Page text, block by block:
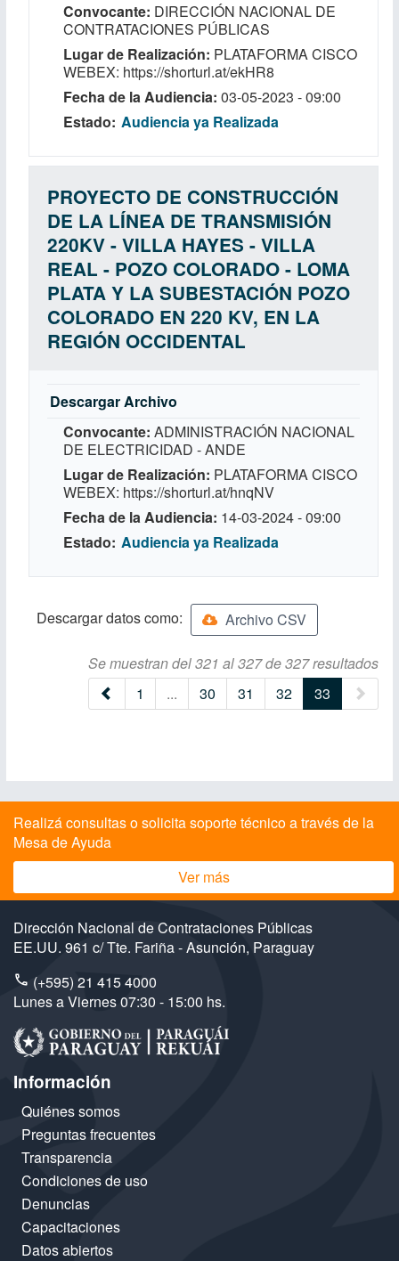
Convocante DIRECCIÓN NACIONAL DE
CONTRATACIONES PÚBLICAS
Lugar de Realización PLATAFORMA CISCO
WEBEX: https://shorturl.at/ekHR8
Fecha de la Audiencia 03-05-2023 - 09:00
Estado Audiencia ya Realizada
PROYECTO DE CONSTRUCCIÓN
DE LA LÍNEA DE TRANSMISIÓN
220KV - VILLA HAYES - VILLA
REAL - POZO COLORADO - LOMA
PLATA Y LA SUBESTACIÓN POZO
COLORADO EN 220 KV, EN LA
REGIÓN OCCIDENTAL
Descargar Archivo
Convocante ADMINISTRACIÓN NACIONAL
DE ELECTRICIDAD - ANDE
Lugar de Realización PLATAFORMA CISCO
WEBEX: https://shorturl.at/hnqNV
Fecha de la Audiencia 14-03-2024 - 09:00
Estado Audiencia ya Realizada
Descargar datos como: Archivo CSV
Se muestran del 321 al 327 de 327 resultados
1
... 30 31 32 33 (current)
Realizá consultas o solicita soporte técnico a través de la
Mesa de Ayuda
Ver más
Dirección Nacional de Contrataciones Públicas
EE.UU. 961 c/ Tte. Fariña - Asunción, Paraguay
(+595) 21 415 4000
Lunes a Viernes 07:30 - 15:00 hs.
Información
Quiénes somos
Preguntas frecuentes
Transparencia
Condiciones de uso
Denuncias
Capacitaciones
Datos abiertos